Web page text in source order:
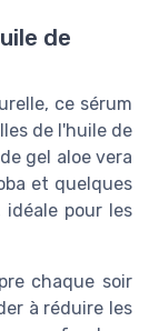
de
ce sérum
de l'huile de
gel aloe vera
et quelques
pour les
chaque soir
à réduire les